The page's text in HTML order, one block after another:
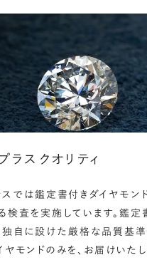
ラス クオリティ
では鑑定書付きダイヤモンド
検査を実施しています。鑑定
独自に設けた厳格な品質基準
モンドのみを、お届けいたし